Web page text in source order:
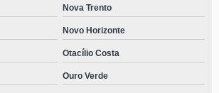
Nova Trento
Novo Horizonte
Otacílio Costa
Ouro Verde